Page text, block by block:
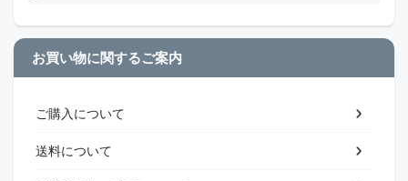
お買い物に関するご案内
ご購入について
送料について